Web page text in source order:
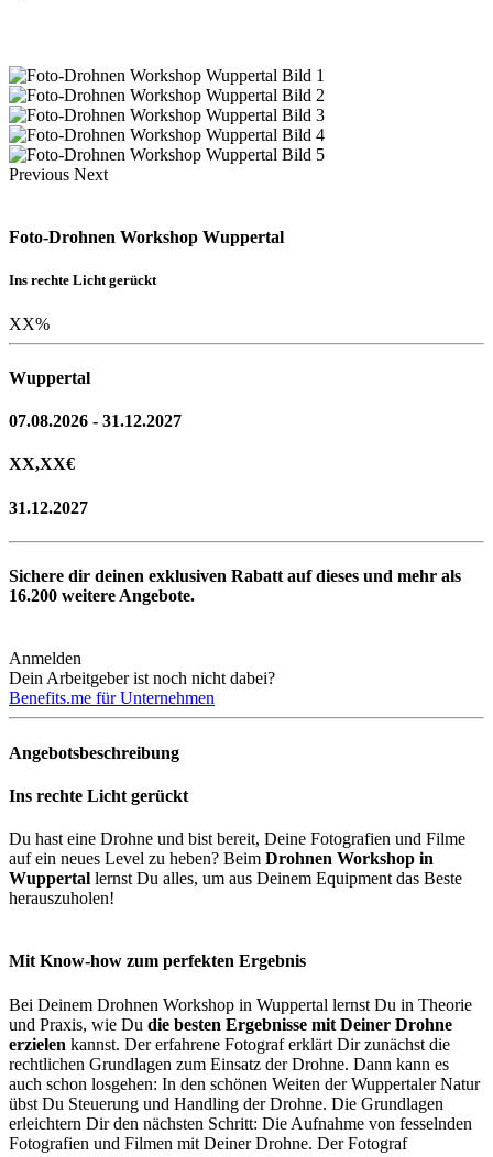
Previous Next
Foto-Drohnen Workshop Wuppertal
Ins rechte Licht gerückt
XX%
Wuppertal
07.08.2026 - 31.12.2027
XX,XX€
31.12.2027
Sichere dir deinen exklusiven Rabatt auf dieses und mehr als
16.200 weitere Angebote.
Anmelden
Dein Arbeitgeber ist noch nicht dabei?
Benefits.me für Unternehmen
Angebotsbeschreibung
Ins rechte Licht gerückt
Du hast eine Drohne und bist bereit, Deine Fotografien und Filme
auf ein neues Level zu heben? Beim Drohnen Workshop in
Wuppertal lernst Du alles, um aus Deinem Equipment das Beste
herauszuholen!
Mit Know-how zum perfekten Ergebnis
Bei Deinem Drohnen Workshop in Wuppertal lernst Du in Theorie
und Praxis, wie Du die besten Ergebnisse mit Deiner Drohne
erzielen kannst. Der erfahrene Fotograf erklärt Dir zunächst die
rechtlichen Grundlagen zum Einsatz der Drohne. Dann kann es
auch schon losgehen: In den schönen Weiten der Wuppertaler Natur
übst Du Steuerung und Handling der Drohne. Die Grundlagen
erleichtern Dir den nächsten Schritt: Die Aufnahme von fesselnden
Fotografien und Filmen mit Deiner Drohne. Der Fotograf